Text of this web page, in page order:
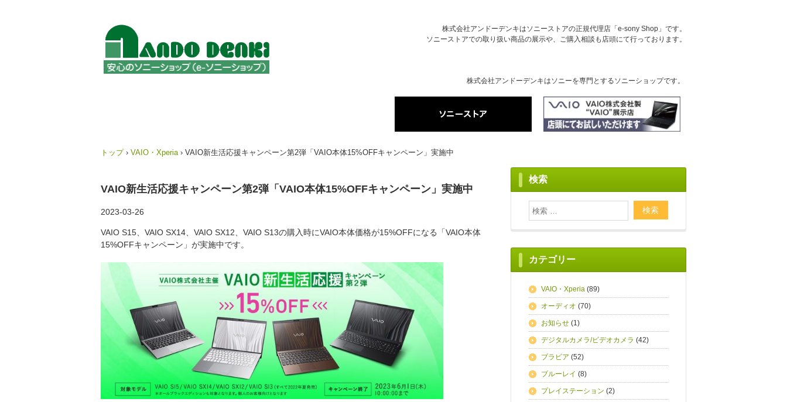
株式会社アンドーデンキはソニーを専門とするソニーショップです。
株式会社アンドーデンキはソニーストアの正規代理店「e-sony Shop」です。
ソニーストアでの取り扱い商品の展示や、ご購入相談も店頭にて行っております。
トップ › VAIO・Xperia › VAIO新生活応援キャンペーン第2弾「VAIO本体15%OFFキャンペーン」実施中
VAIO新生活応援キャンペーン第2弾「VAIO本体15%OFFキャンペーン」実施中
2023-03-26
VAIO S15、VAIO SX14、VAIO SX12、VAIO S13の購入時にVAIO本体価格が15%OFFになる「VAIO本体
15%OFFキャンペーン」が実施中です。
検索
カテゴリー
VAIO・Xperia (89)
オーディオ (70)
お知らせ (1)
デジタルカメラ/ビデオカメラ (42)
ブラビア (52)
ブルーレイ (8)
プレイステーション (2)